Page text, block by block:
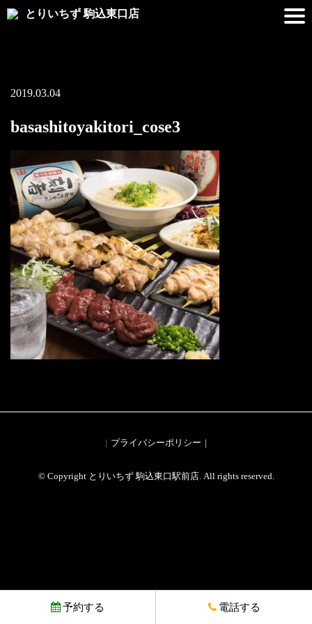
とりいちず 駒込東口店
2019.03.04
basashitoyakitori_cose3
プライバシーポリシー
© Copyright とりいちず 駒込東口駅前店. All rights reserved.
予約する 電話する